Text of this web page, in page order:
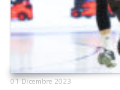
01 Dicembre 2023